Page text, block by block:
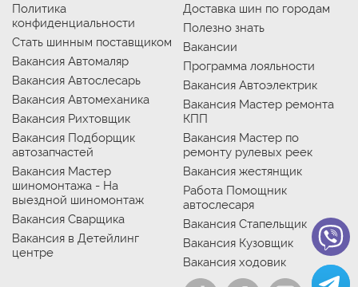
Политика
конфиденциальности
Стать шинным поставщиком
Вакансия Автомаляр
Вакансия Автослесарь
Вакансия Автомеханика
Вакансия Рихтовщик
Вакансия Подборщик
автозапчастей
Вакансия Мастер
шиномонтажа - На
выездной шиномонтаж
Вакансия Сварщика
Вакансия в Детейлинг
центре
Доставка шин по городам
Полезно знать
Вакансии
Программа лояльности
Вакансия Автоэлектрик
Вакансия Мастер ремонта
КПП
Вакансия Мастер по
ремонту рулевых реек
Вакансия жестянщик
Работа Помощник
автослесаря
Вакансия Стапельщик
Вакансия Кузовщик
Вакансия ходовик